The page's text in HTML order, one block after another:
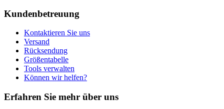
Kundenbetreuung
Kontaktieren Sie uns
Versand
Rücksendung
Größentabelle
Tools verwalten
Können wir helfen?
Erfahren Sie mehr über uns